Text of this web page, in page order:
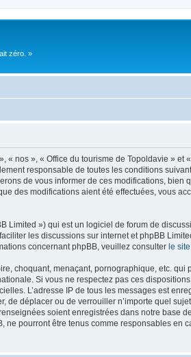
zéro. »
nos », « Office du tourisme de Topoldavie »
responsable de toutes les conditions
de vous informer de ces modifications,
des modifications aient été effectuées, vous
Limited ») qui est un logiciel de forum de
les discussions sur internet et phpBB
concernant phpBB, veuillez consulter le
choquant, menaçant, pornographique, etc.
Si vous ne respectez pas ces
L’adresse IP de tous les messages est
déplacer ou de verrouiller n’importe quel
soient enregistrées dans notre base
pourront être tenus comme responsables en